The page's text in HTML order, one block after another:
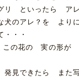
リ といったら ア
のアレ？を より
て・・・
の花の 実の形が
発見できたら また